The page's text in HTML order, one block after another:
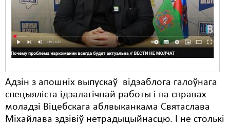
Адзін з апошніх выпускаў відэаблога галоўнага
спецыяліста ідэалагічнай работы і па справах
моладзі Віцебскага аблвыканкама Святаслава
Міхайлава здзівіў нетрадыцыйнасцю. І не столькі
Культурныя правы
ЛПП
Мігранты
Мірныя сходы
Палітвязьні